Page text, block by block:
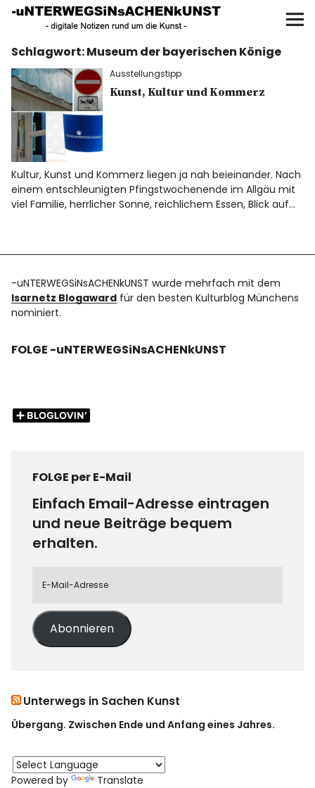
UNTERWEGS IN SACHEN
KUNST
Start
AKTUELLE AUSSTELLUNGEN
KUNSTSPAZIERGÄNGE
ÜBER
UNSER BUCH
f I P
Schlagwort:Museum der bayerischen Könige
Ausstellungstipp
Kunst, Kultur und Kommerz
Kultur, Kunst und Kommerz liegen ja nah beieinander. Nach
einem entschleunigten Pfingstwochenende im Allgäu mit
viel Familie, herrlicher Sonne, reichlichem Essen, Blick auf…
-uNTERWEGSiNsACHENkUNST wurde mehrfach mit dem
Isarnetz Blogaward für den besten Kulturblog Münchens
nominiert.
FOLGE -uNTERWEGSiNsACHENkUNST
FOLGE per E-Mail
Einfach Email-Adresse eintragen
und neue Beiträge bequem
erhalten.
Abonnieren
Unterwegs in Sachen Kunst
Übergang. Zwischen Ende und Anfang eines Jahres.
Powered by Translate